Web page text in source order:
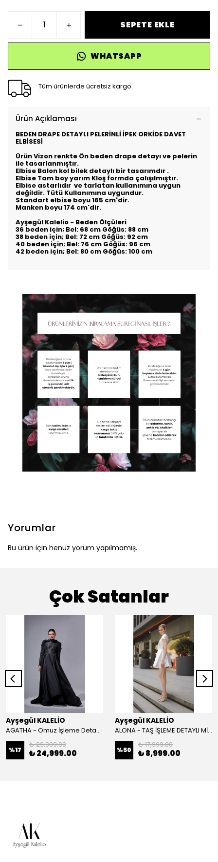
SEPETE EKLE
WHATSAPP
Tüm ürünlerde ücretsiz kargo
Ürün Açıklaması
BEDEN DRAPE DETAYLI PELERİNLİ İPEK ORKİDE DAVET
ELBİSESİ
Ürün Vizon renkte Ön beden drape detayı ve pelerin
ile tasarlanmıştır.
Elbise Balon kol bilek detaylı bir tasarımdır .
Elbise Tam boy yarım Kloş formda çalışılmıştır.
Elbise astarlıdır ve tarlatan kullanımına uygun
değildir. Tütü Kullanımına uygundur.
Standart elbise boyu 165 cm'dir.
Manken boyu 174 cm'dir.
Ayşegül Kalelio - Beden Ölçüleri
36 beden için; Bel: 68 cm Göğüs: 88 cm
38 beden için; Bel: 72 cm Göğüs: 92 cm
40 beden için; Bel: 76 cm Göğüs: 96 cm
42 beden için; Bel: 80 cm Göğüs: 100 cm
Yorumlar
Bu ürün için henüz yorum yapılmamış.
Çok Satanlar
Ayşegül KALELİO
AGATHA - Omuz İşleme Detaylı Davet Elbisesi
%17
₺ 29,999.00
₺ 24,999.00
Ayşegül KALELİO
ALONA - TAŞ İŞLEME DETAYLI MİNİ BOY DAVET ELBİSESİ
%50
₺ 17,999.00
₺ 8,999.00